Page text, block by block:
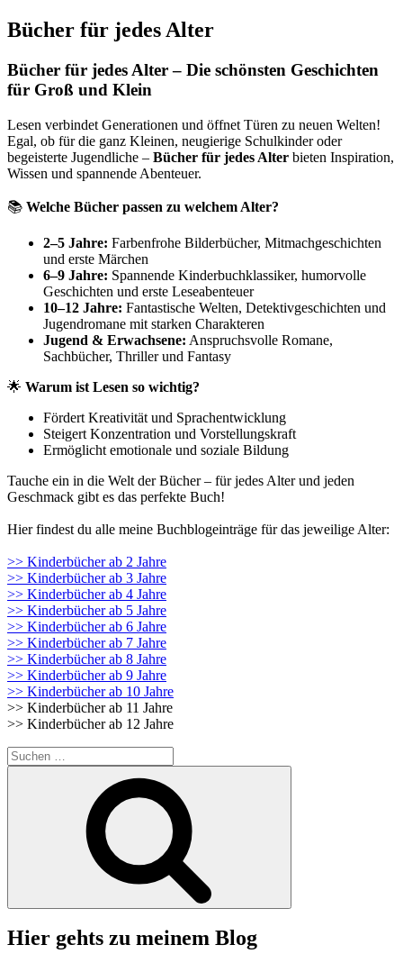
Bücher für jedes Alter
Bücher für jedes Alter – Die schönsten Geschichten
für Groß und Klein
Lesen verbindet Generationen und öffnet Türen zu neuen Welten!
Egal, ob für die ganz Kleinen, neugierige Schulkinder oder
begeisterte Jugendliche – Bücher für jedes Alter bieten Inspiration,
Wissen und spannende Abenteuer.
📚 Welche Bücher passen zu welchem Alter?
2–5 Jahre: Farbenfrohe Bilderbücher, Mitmachgeschichten
und erste Märchen
6–9 Jahre: Spannende Kinderbuchklassiker, humorvolle
Geschichten und erste Leseabenteuer
10–12 Jahre: Fantastische Welten, Detektivgeschichten und
Jugendromane mit starken Charakteren
Jugend & Erwachsene: Anspruchsvolle Romane,
Sachbücher, Thriller und Fantasy
🌟 Warum ist Lesen so wichtig?
Fördert Kreativität und Sprachentwicklung
Steigert Konzentration und Vorstellungskraft
Ermöglicht emotionale und soziale Bildung
Tauche ein in die Welt der Bücher – für jedes Alter und jeden
Geschmack gibt es das perfekte Buch!
Hier findest du alle meine Buchblogeinträge für das jeweilige Alter:
>> Kinderbücher ab 2 Jahre
>> Kinderbücher ab 3 Jahre
>> Kinderbücher ab 4 Jahre
>> Kinderbücher ab 5 Jahre
>> Kinderbücher ab 6 Jahre
>> Kinderbücher ab 7 Jahre
>> Kinderbücher ab 8 Jahre
>> Kinderbücher ab 9 Jahre
>> Kinderbücher ab 10 Jahre
>> Kinderbücher ab 11 Jahre
>> Kinderbücher ab 12 Jahre
Suche
nach:
Hier gehts zu meinem Blog